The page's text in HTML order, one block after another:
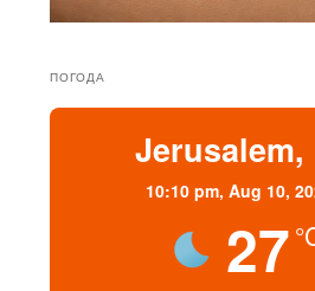
ПОГОДА
Jerusalem,
10:10 pm,Aug 10,
27